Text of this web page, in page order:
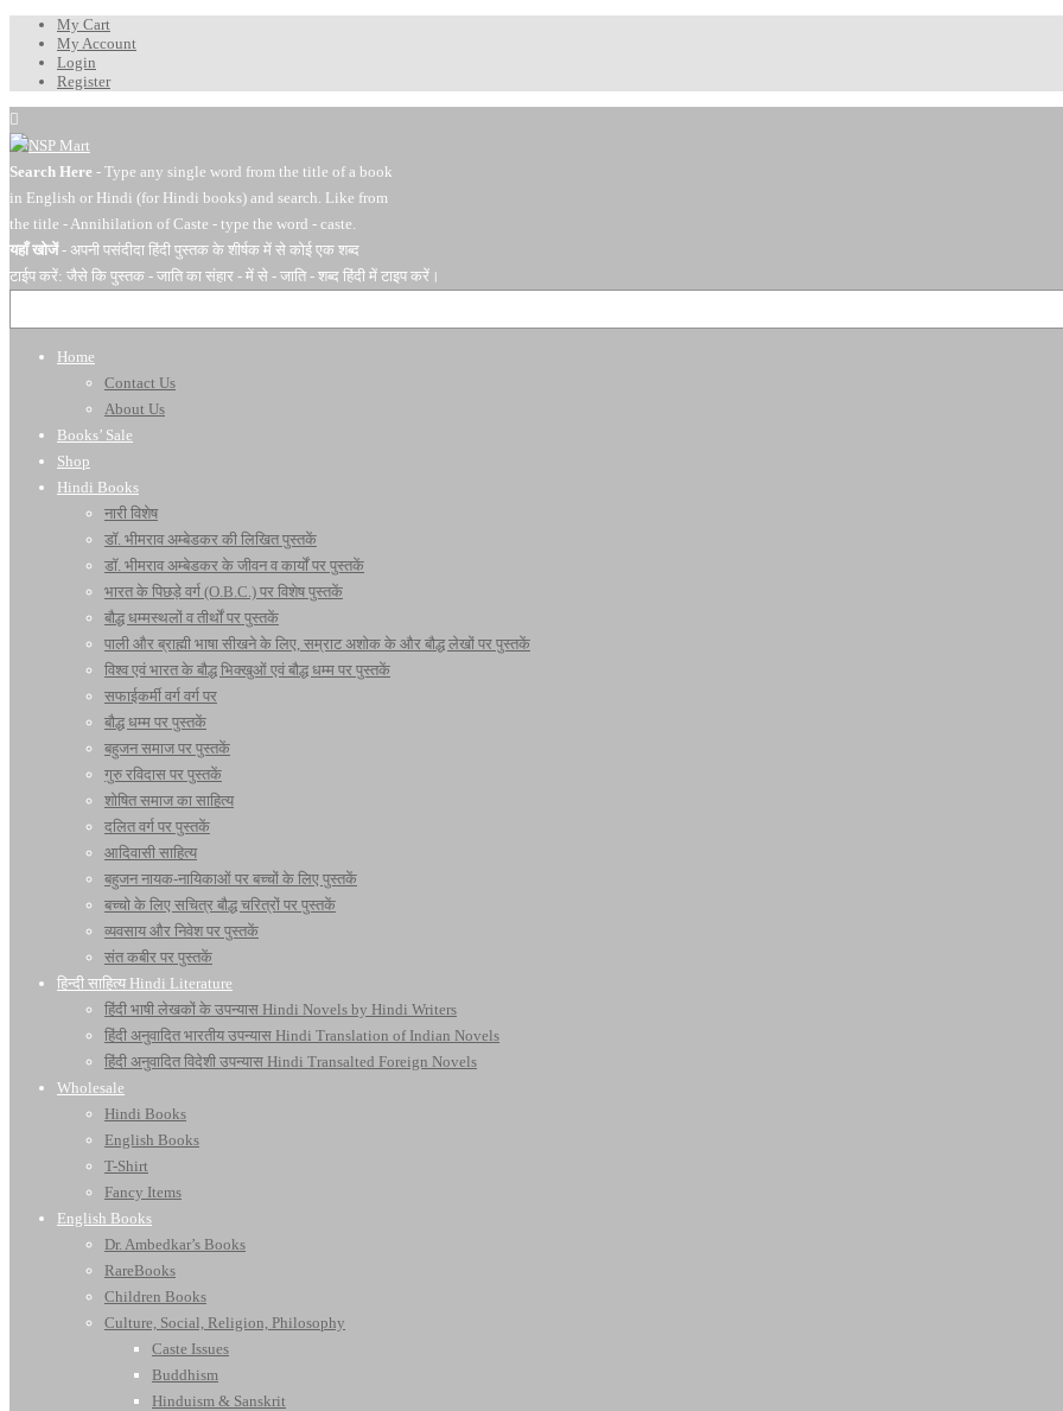
My Cart
My Account
Login
Register
Search Here - Type any single word from the title of a book
in English or Hindi (for Hindi books) and search. Like from
the title - Annihilation of Caste - type the word - caste.
यहाँ खोजें- अपनी पसंदीदा हिंदी पुस्तक के शीर्षक में से कोई एक शब्द
टाईप करें: जैसे कि पुस्तक - जाति का संहार - में से - जाति - शब्द हिंदी में टाइप करें।
Home
Contact Us
About Us
Books’ Sale
Shop
Hindi Books
नारी विशेष
डॉ. भीमराव अम्बेडकर की लिखित पुस्तकें
डॉ. भीमराव अम्बेडकर के जीवन व कार्यों पर पुस्तकें
भारत के पिछड़े वर्ग (O.B.C.) पर विशेष पुस्तकें
बौद्ध धम्मस्थलों व तीर्थों पर पुस्तकें
पाली और ब्राह्मी भाषा सीखने के लिए, सम्राट अशोक के और बौद्ध लेखों पर पुस्तकें
विश्व एवं भारत के बौद्ध भिक्खुओं एवं बौद्ध धम्म पर पुस्तकें
सफाईकर्मी वर्ग वर्ग पर
बौद्ध धम्म पर पुस्तकें
बहुजन समाज पर पुस्तकें
गुरु रविदास पर पुस्तकें
शोषित समाज का साहित्य
दलित वर्ग पर पुस्तकें
आदिवासी साहित्य
बहुजन नायक-नायिकाओं पर बच्चों के लिए पुस्तकें
बच्चो के लिए सचित्र बौद्ध चरित्रों पर पुस्तकें
व्यवसाय और निवेश पर पुस्तकें
संत कबीर पर पुस्तकें
हिन्दी साहित्य Hindi Literature
हिंदी भाषी लेखकों के उपन्यास Hindi Novels by Hindi Writers
हिंदी अनुवादित भारतीय उपन्यास Hindi Translation of Indian Novels
हिंदी अनुवादित विदेशी उपन्यास Hindi Transalted Foreign Novels
Wholesale
Hindi Books
English Books
T-Shirt
Fancy Items
English Books
Dr. Ambedkar’s Books
RareBooks
Children Books
Culture, Social, Religion, Philosophy
Caste Issues
Buddhism
Hinduism & Sanskrit